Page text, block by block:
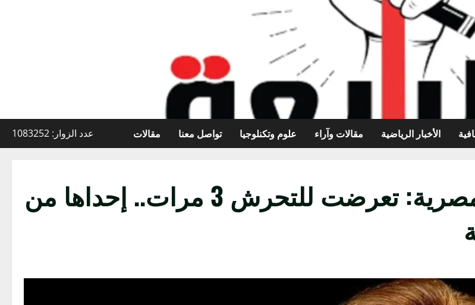
الأخبار الرياضية مقالات وآراء علوم وتكنلوجيا تواصل معنا مقالات عدد الزوار: 1083252
«أفلت من بين رجليه».. فنانة مصرية: تعرضت للتحرش 3 مرات.. إحداها من